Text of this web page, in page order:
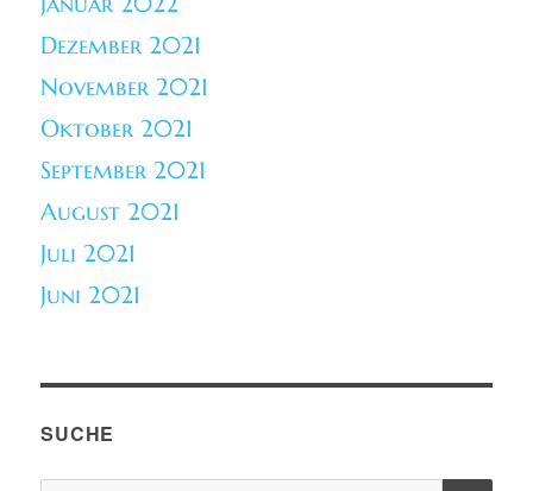
Dezember 2021
November 2021
Oktober 2021
September 2021
August 2021
Juli 2021
Juni 2021
SUCHE